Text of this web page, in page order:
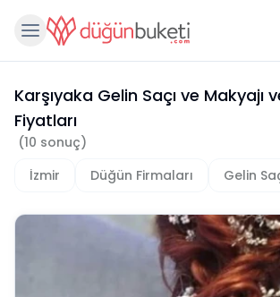
Karşıyaka Gelin Saçı ve Makyajı
Fiyatları
(10 sonuç)
İzmir
Düğün Firmaları Gelin